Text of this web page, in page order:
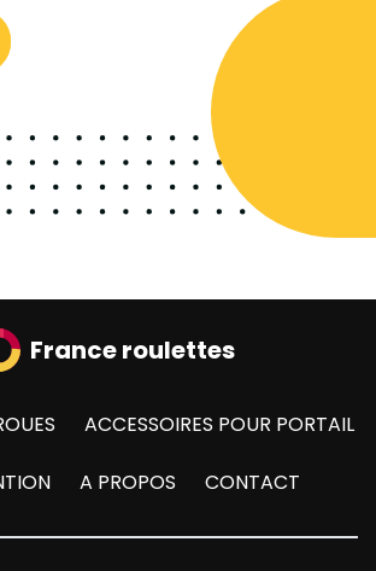
France roulettes
ACCESSOIRES POUR PORTAIL
A PROPOS CONTACT